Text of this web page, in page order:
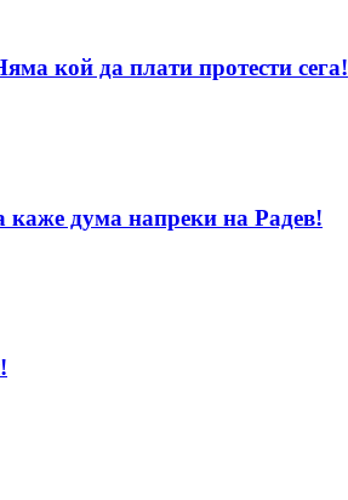
кой да плати протести сега!
каже дума напреки на Радев!